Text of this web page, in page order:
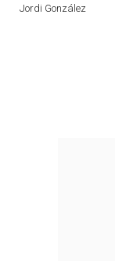
Jordi González